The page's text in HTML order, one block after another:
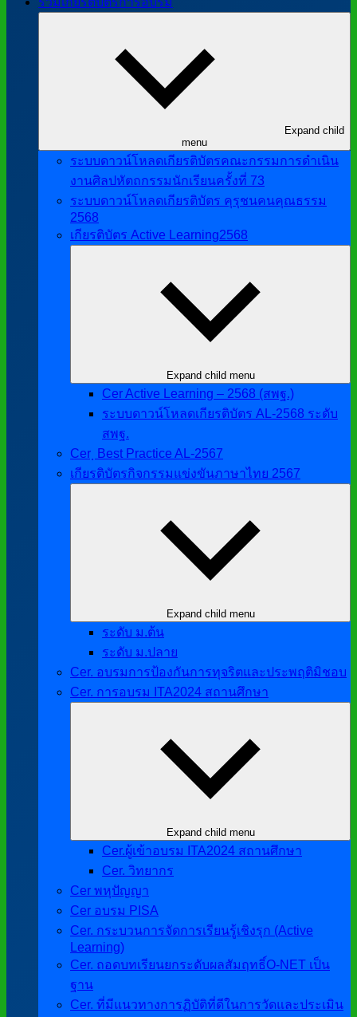
Expand child
menu
ระบบดาวน์โหลดเกียรติบัตรคณะกรรมการดำเนิน
งานศิลปหัตถกรรมนักเรียนครั้งที่ 73
ระบบดาวน์โหลดเกียรติบัตร คุรุชนคนคุณธรรม
2568
เกียรติบัตร Active Learning2568
Expand child menu
Cer Active Learning – 2568 (สพฐ.)
ระบบดาวน์โหลดเกียรติบัตร AL-2568 ระดับ
สพฐ.
Cer ฺ Best Practice AL-2567
เกียรติบัตรกิจกรรมแข่งขันภาษาไทย 2567
Expand child menu
ระดับ ม.ต้น
ระดับ ม.ปลาย
Cer. อบรมการป้องกันการทุจริตและประพฤติมิชอบ
Cer. การอบรม ITA2024 สถานศึกษา
Expand child menu
Cer.ผู้เข้าอบรม ITA2024 สถานศึกษา
Cer. วิทยากร
Cer พหุปัญญา
Cer อบรม PISA
Cer. กระบวนการจัดการเรียนรู้เชิงรุก (Active
Learning)
Cer. ถอดบทเรียนยกระดับผลสัมฤทธิ์O-NET เป็น
ฐาน
Cer. ที่มีแนวทางการฏิบัติที่ดีในการวัดและประเมิน